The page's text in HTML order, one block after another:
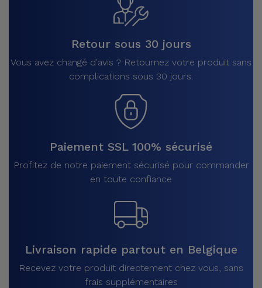
Retour sous 30 jours
Vous avez changé d'avis ? Retournez votre produit sans
complications sous 30 jours.
Paiement SSL 100% sécurisé
Profitez de notre paiement sécurisé pour commander
en toute confiance
Livraison rapide partout en Belgique
Recevez votre produit directement chez vous, sans
frais supplémentaires